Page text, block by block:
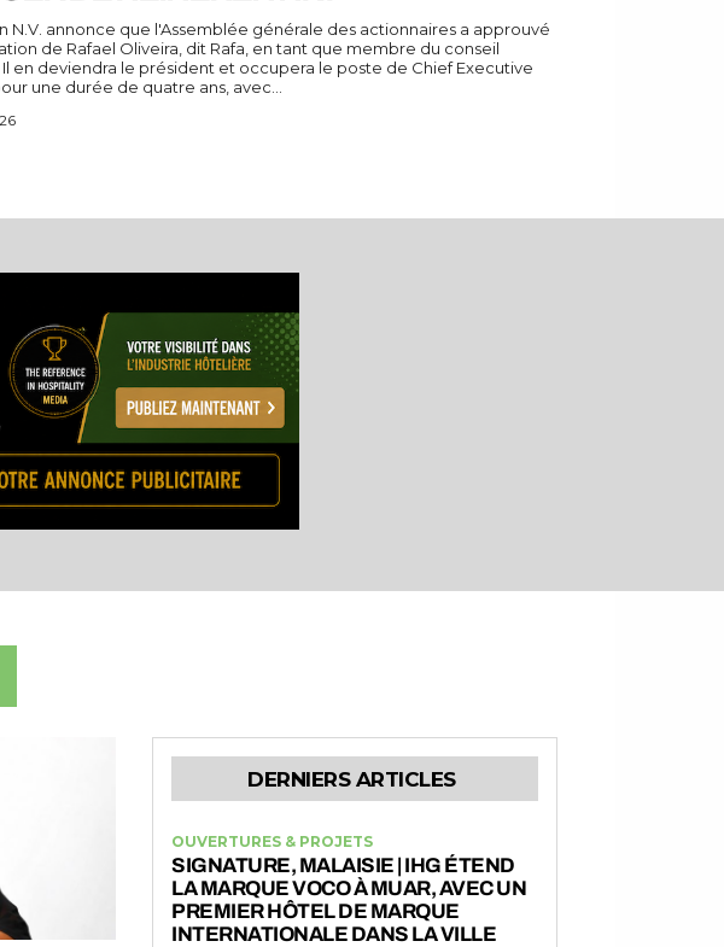
N.V. annonce que l'Assemblée générale des actionnaires a approuvé
de Rafael Oliveira, dit Rafa, en tant que membre du conseil
en deviendra le président et occupera le poste de Chief Executive
une durée de quatre ans, avec...
DERNIERS ARTICLES
OUVERTURES & PROJETS
SIGNATURE, MALAISIE | IHG ÉTEND
LA MARQUE VOCO À MUAR, AVEC UN
PREMIER HÔTEL DE MARQUE
INTERNATIONALE DANS LA VILLE